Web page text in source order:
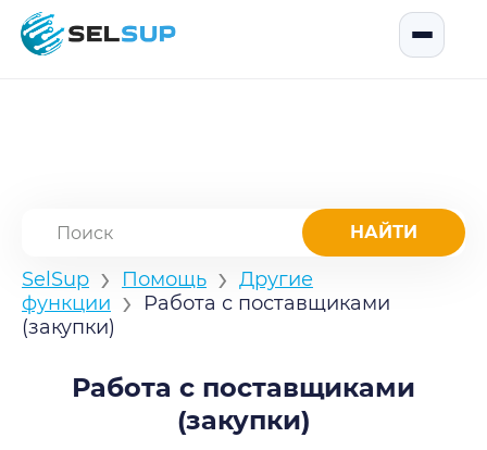
SelSup
SelSup › Помощь › Другие
функции › Работа с поставщиками
(закупки)
Работа с поставщиками
(закупки)